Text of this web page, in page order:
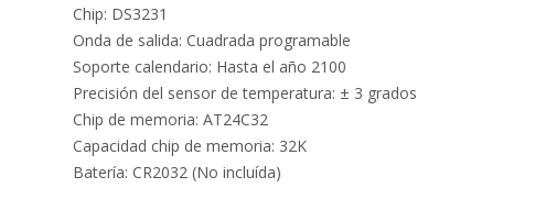
Chip: DS3231
Onda de salida: Cuadrada programable
Soporte calendario: Hasta el año 2100
Precisión del sensor de temperatura: ± 3 grados
Chip de memoria: AT24C32
Capacidad chip de memoria: 32K
Batería: CR2032 (No incluída)